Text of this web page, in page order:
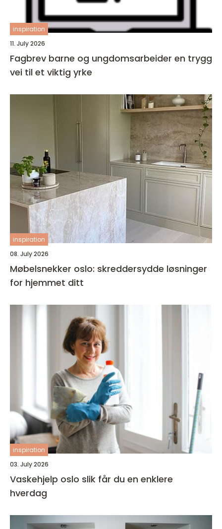
inspiration
11. July 2026
Fagbrev barne og ungdomsarbeider en trygg
vei til et viktig yrke
inspiration
08. July 2026
Møbelsnekker oslo: skreddersydde løsninger
for hjemmet ditt
inspiration
03. July 2026
Vaskehjelp oslo slik får du en enklere
hverdag